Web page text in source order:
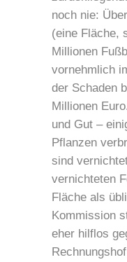
noch nie:
(eine Fläche,
Millionen
vornehmlich
der Schaden
Millionen
und Gut –
Pflanzen
sind
vernichteten
Fläche als
Kommission
eher hilflos